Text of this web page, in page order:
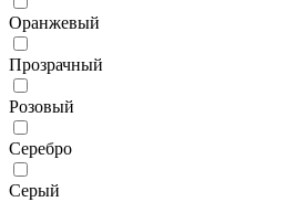
Оранжевый
Прозрачный
Розовый
Серебро
Серый